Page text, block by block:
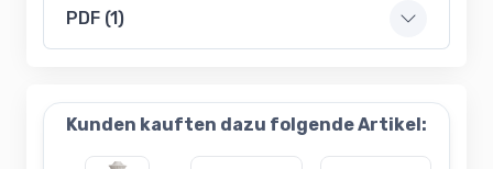
PDF (1)
Kunden kauften dazu folgende Artikel: